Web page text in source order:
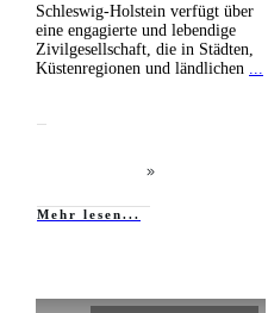
Schleswig-Holstein verfügt über
eine engagierte und lebendige
Zivilgesellschaft, die in Städten,
Küstenregionen und ländlichen
Mehr lesen...